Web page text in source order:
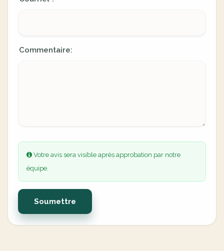
Commentaire:
Votre avis sera visible après approbation par notre
équipe.
Soumettre